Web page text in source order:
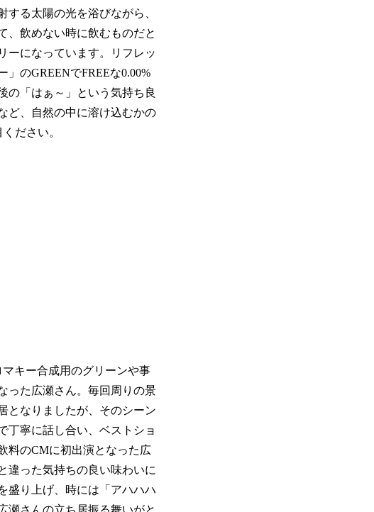
る太陽の光を浴びながら、
、飲めない時に飲むものだと
ーになっています。リフレッ
のGREENでFREEな0.00%
の「はぁ～」という気持ち良
ど、自然の中に溶け込むかの
ださい。
キー合成用のグリーンや事
った広瀬さん。毎回周りの景
となりましたが、そのシーン
丁寧に話し合い、ベストショ
料のCMに初出演となった広
違った気持ちの良い味わいに
盛り上げ、時には「アハハハ
瀬さんの立ち居振る舞いがと